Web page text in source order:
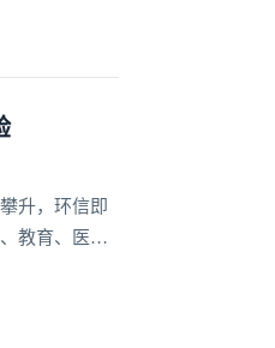
升，环信即
教育、医